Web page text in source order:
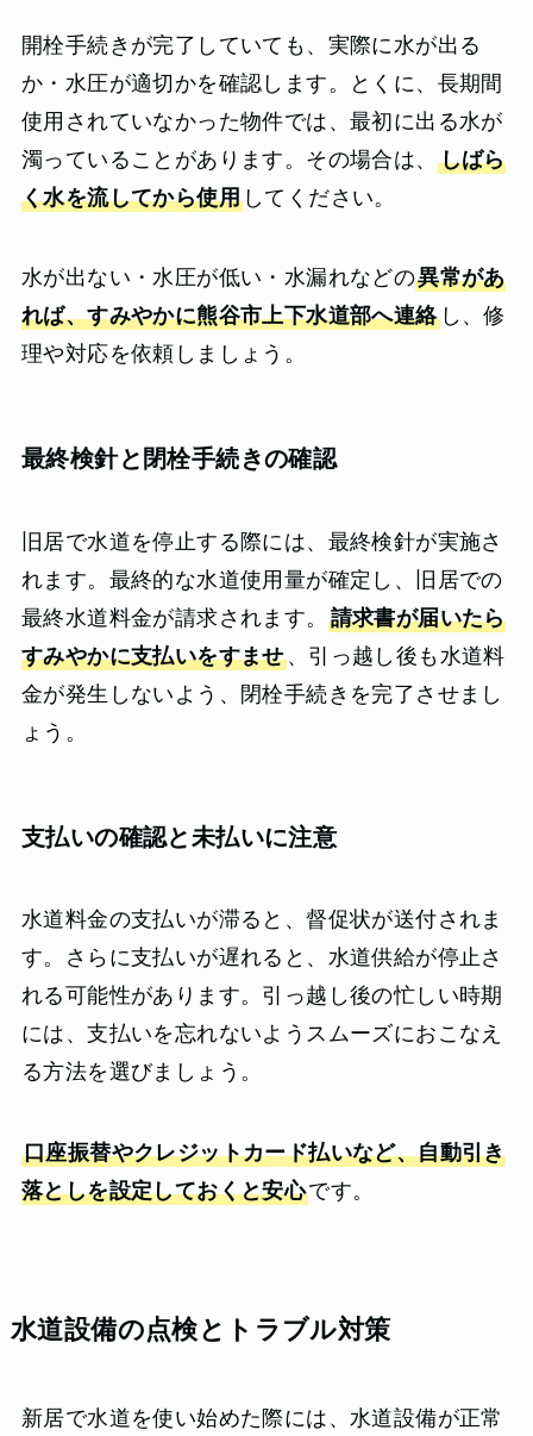
開栓手続きが完了していても、実際に水が出る
か・水圧が適切かを確認します。とくに、長期間
使用されていなかった物件では、最初に出る水が
濁っていることがあります。その場合は、 しばら
く水を流してから使用してください。
水が出ない・水圧が低い・水漏れなどの異常があ
れば、すみやかに熊谷市上下水道部へ連絡し、修
理や対応を依頼しましょう。
最終検針と閉栓手続きの確認
旧居で水道を停止する際には、最終検針が実施さ
れます。最終的な水道使用量が確定し、旧居での
最終水道料金が請求されます。 請求書が届いたら
すみやかに支払いをすませ、引っ越し後も水道料
金が発生しないよう、閉栓手続きを完了させまし
ょう。
支払いの確認と未払いに注意
水道料金の支払いが滞ると、督促状が送付されま
す。さらに支払いが遅れると、水道供給が停止さ
れる可能性があります。引っ越し後の忙しい時期
には、支払いを忘れないようスムーズにおこなえ
る方法を選びましょう。
口座振替やクレジットカード払いなど、自動引き
落としを設定しておくと安心です。
水道設備の点検とトラブル対策
新居で水道を使い始めた際には、水道設備が正常